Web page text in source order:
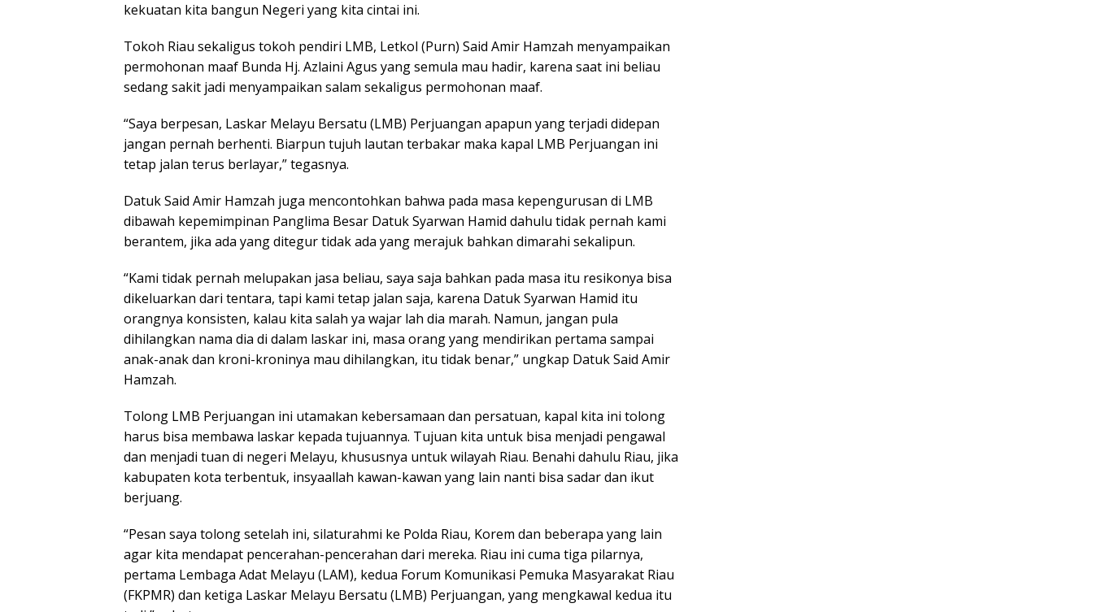
kekuatan kita bangun Negeri yang kita cintai ini.
Tokoh Riau sekaligus tokoh pendiri LMB, Letkol (Purn) Said Amir Hamzah menyampaikan
permohonan maaf Bunda Hj. Azlaini Agus yang semula mau hadir, karena saat ini beliau
sedang sakit jadi menyampaikan salam sekaligus permohonan maaf.
“Saya berpesan, Laskar Melayu Bersatu (LMB) Perjuangan apapun yang terjadi didepan
jangan pernah berhenti. Biarpun tujuh lautan terbakar maka kapal LMB Perjuangan ini
tetap jalan terus berlayar,” tegasnya.
Datuk Said Amir Hamzah juga mencontohkan bahwa pada masa kepengurusan di LMB
dibawah kepemimpinan Panglima Besar Datuk Syarwan Hamid dahulu tidak pernah kami
berantem, jika ada yang ditegur tidak ada yang merajuk bahkan dimarahi sekalipun.
“Kami tidak pernah melupakan jasa beliau, saya saja bahkan pada masa itu resikonya bisa
dikeluarkan dari tentara, tapi kami tetap jalan saja, karena Datuk Syarwan Hamid itu
orangnya konsisten, kalau kita salah ya wajar lah dia marah. Namun, jangan pula
dihilangkan nama dia di dalam laskar ini, masa orang yang mendirikan pertama sampai
anak-anak dan kroni-kroninya mau dihilangkan, itu tidak benar,” ungkap Datuk Said Amir
Hamzah.
Tolong LMB Perjuangan ini utamakan kebersamaan dan persatuan, kapal kita ini tolong
harus bisa membawa laskar kepada tujuannya. Tujuan kita untuk bisa menjadi pengawal
dan menjadi tuan di negeri Melayu, khususnya untuk wilayah Riau. Benahi dahulu Riau, jika
kabupaten kota terbentuk, insyaallah kawan-kawan yang lain nanti bisa sadar dan ikut
berjuang.
“Pesan saya tolong setelah ini, silaturahmi ke Polda Riau, Korem dan beberapa yang lain
agar kita mendapat pencerahan-pencerahan dari mereka. Riau ini cuma tiga pilarnya,
pertama Lembaga Adat Melayu (LAM), kedua Forum Komunikasi Pemuka Masyarakat Riau
(FKPMR) dan ketiga Laskar Melayu Bersatu (LMB) Perjuangan, yang mengkawal kedua itu